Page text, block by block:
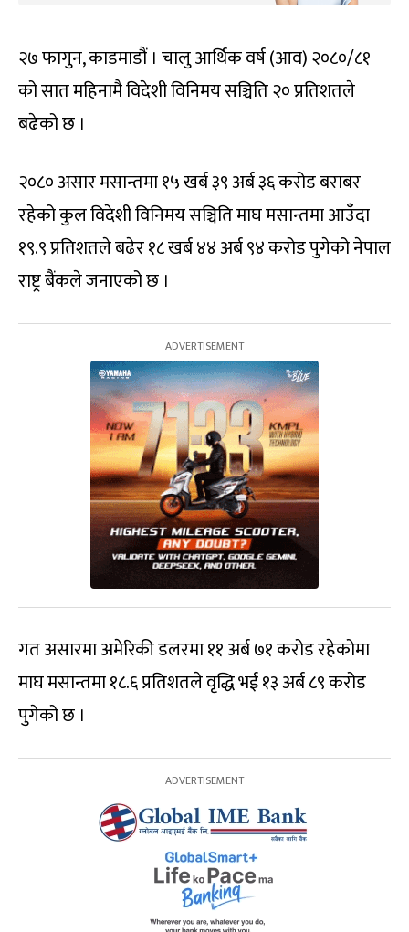
२७ फागुन, काडमाडौं । चालु आर्थिक वर्ष (आव) २०८०/८१
को सात महिनामै विदेशी विनिमय सञ्चिति २० प्रतिशतले
बढेको छ ।
२०८० असार मसान्तमा १५ खर्ब ३९ अर्ब ३६ करोड बराबर
रहेको कुल विदेशी विनिमय सञ्चिति माघ मसान्तमा आउँदा
१९.९ प्रतिशतले बढेर १८ खर्ब ४४ अर्ब ९४ करोड पुगेको नेपाल
राष्ट्र बैंकले जनाएको छ ।
गत असारमा अमेरिकी डलरमा ११ अर्ब ७१ करोड रहेकोमा
माघ मसान्तमा १८.६ प्रतिशतले वृद्धि भई १३ अर्ब ८९ करोड
पुगेको छ ।